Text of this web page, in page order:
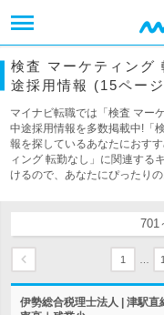
検査 マーケティング
途採用情報 (15ペー
マイナビ転職では「検査 マー
中途採用情報を多数掲載中!「
報を探しているあなたにおす
ィング 転勤なし」に関連する
けるので、あなたにぴったり
701
1
伊勢総合税理士法人 | 津駅